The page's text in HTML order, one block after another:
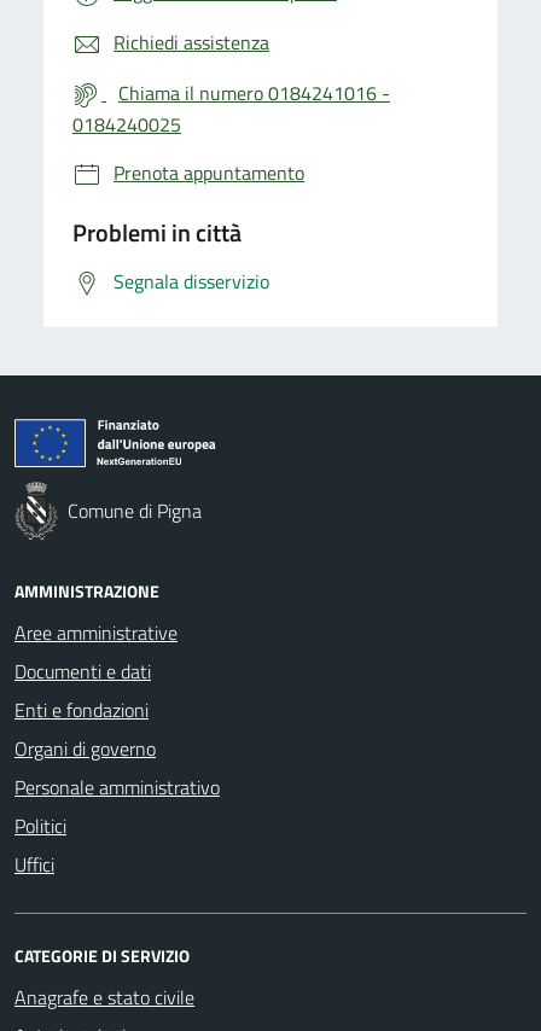
Richiedi assistenza
Chiama il numero 0184241016 -
0184240025
Prenota appuntamento
Problemi in città
Segnala disservizio
Comune di Pigna
AMMINISTRAZIONE
Aree amministrative
Documenti e dati
Enti e fondazioni
Organi di governo
Personale amministrativo
Politici
Uffici
CATEGORIE DI SERVIZIO
Anagrafe e stato civile